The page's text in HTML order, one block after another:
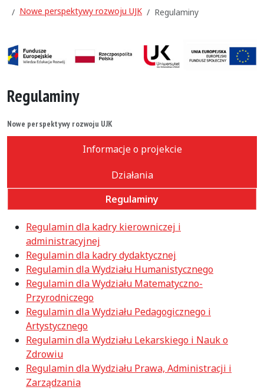
Nowe perspektywy rozwoju UJK
Regulaminy
Regulaminy
Nowe perspektywy rozwoju UJK
Informacje o projekcie
Działania
Regulaminy
Regulamin dla kadry kierowniczej i
administracyjnej
Regulamin dla kadry dydaktycznej
Regulamin dla Wydziału Humanistycznego
Regulamin dla Wydziału Matematyczno-
Przyrodniczego
Regulamin dla Wydziału Pedagogicznego i
Artystycznego
Regulamin dla Wydziału Lekarskiego i Nauk o
Zdrowiu
Regulamin dla Wydziału Prawa, Administracji i
Zarządzania